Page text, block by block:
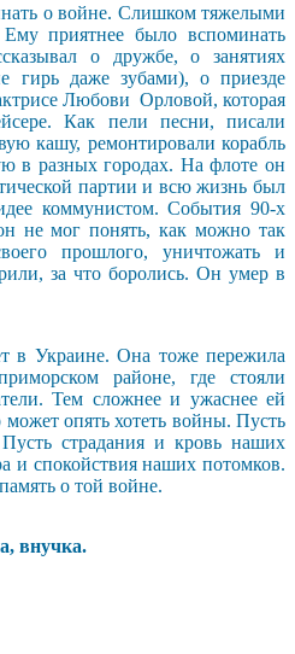
о войне. Слишком тяжелыми
приятнее было вспоминать
о дружбе, о занятиях
гирь даже зубами), о приезде
Любови Орловой, которая
Как пели песни, писали
кашу, ремонтировали корабль
в разных городах. На флоте он
партии и всю жизнь был
коммунистом. События 90-х
не мог понять, как можно так
прошлого, уничтожать и
за что боролись. Он умер в
в Украине. Она тоже пережила
районе, где стояли
Тем сложнее и ужаснее ей
может опять хотеть войны. Пусть
страдания и кровь наших
и спокойствия наших потомков.
о той войне.
внучка.